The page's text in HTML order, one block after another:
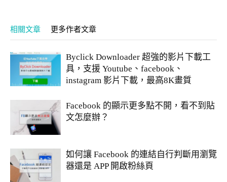
相關文章 更多作者文章
Byclick Downloader 超強的影片下載工
具，支援 Youtube、facebook、
instagram 影片下載，最高8K畫質
Facebook 的顯示更多點不開，看不到貼
文怎麼辦？
如何讓 Facebook 的連結自行判斷用瀏覽
器還是 APP 開啟粉絲頁